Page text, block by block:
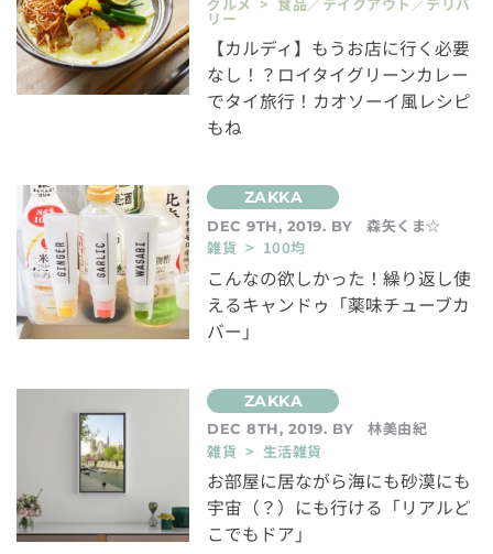
リー
【カルディ】もうお店に行く必要
なし！？ロイタイグリーンカレー
でタイ旅行！カオソーイ風レシピ
もね
DEC 9TH, 2019. BY
森矢くま☆
雑貨 > 100均
こんなの欲しかった！繰り返し使
えるキャンドゥ「薬味チューブカ
バー」
DEC 8TH, 2019. BY
林美由紀
雑貨 > 生活雑貨
お部屋に居ながら海にも砂漠にも
宇宙（？）にも行ける「リアルど
こでもドア」